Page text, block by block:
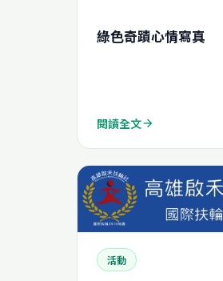
綠色奇蹟心情寫真
閱讀全文arrow_forward
活動